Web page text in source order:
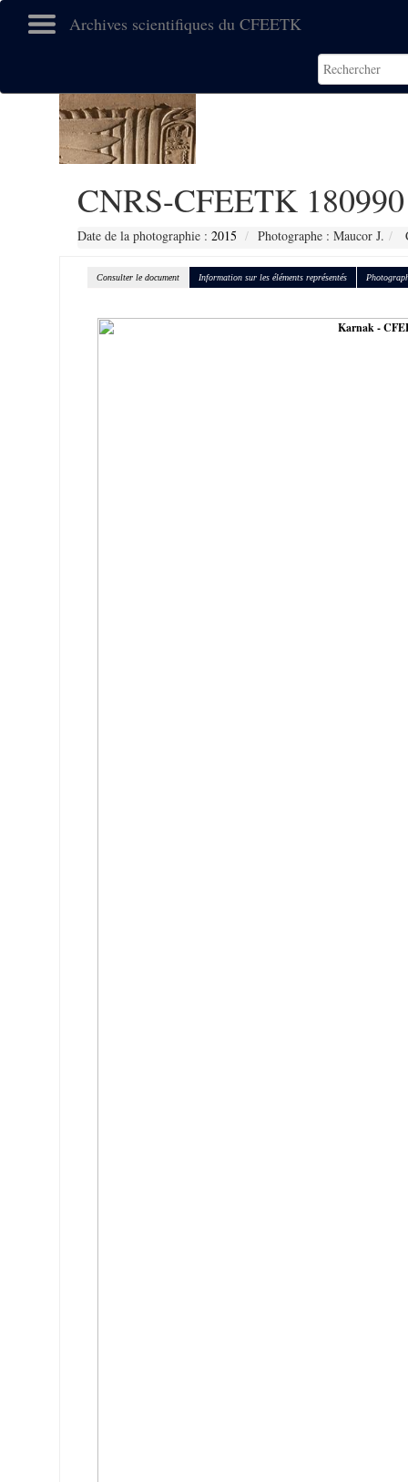
Archives scientifiques du CFEETK
CNRS-CFEETK 180990
Date de la photographie : 2015 Photographe : Maucor J.
Consulter le document Information sur les éléments représentés